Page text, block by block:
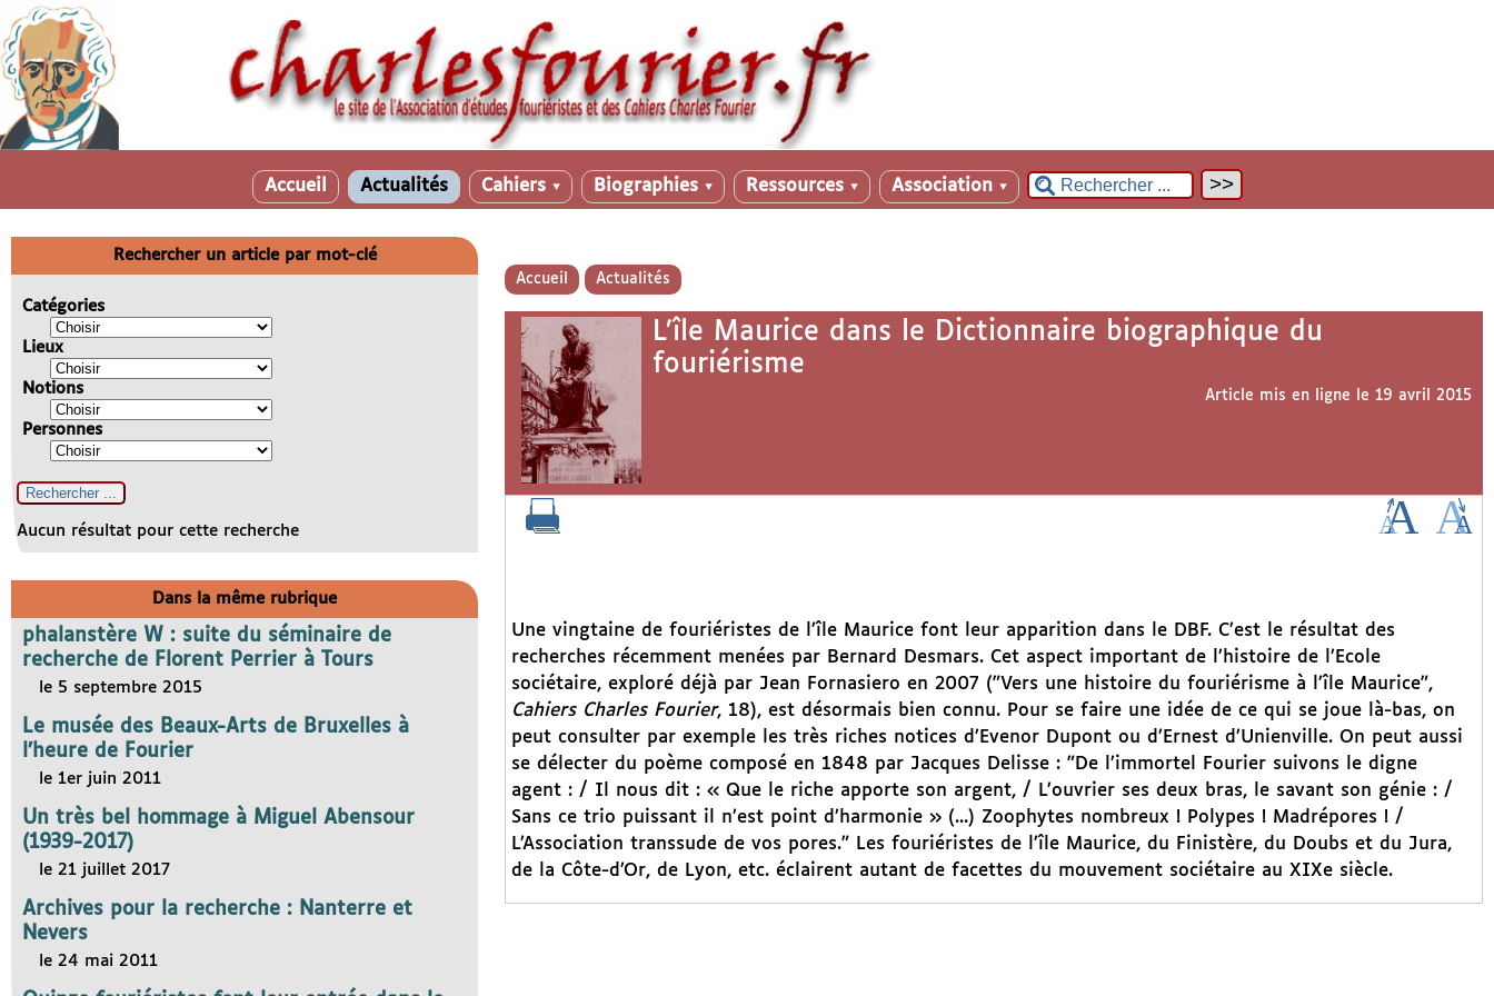
Accueil Actualités Cahiers ▼ Biographies ▼ Ressources ▼ Association ▼
Accueil Actualités
L’île Maurice dans le Dictionnaire biographique du
fouriérisme
Article mis en ligne le 19 avril 2015
Une vingtaine de fouriéristes de l’île Maurice font leur apparition dans le DBF. C’est le résultat des
recherches récemment menées par Bernard Desmars. Cet aspect important de l’histoire de l’Ecole
sociétaire, exploré déjà par Jean Fornasiero en 2007 ("Vers une histoire du fouriérisme à l’île Maurice",
Cahiers Charles Fourier, 18), est désormais bien connu. Pour se faire une idée de ce qui se joue là-bas, on
peut consulter par exemple les très riches notices d’Evenor Dupont ou d’Ernest d’Unienville. On peut aussi
se délecter du poème composé en 1848 par Jacques Delisse : "De l’immortel Fourier suivons le digne
agent : / Il nous dit : « Que le riche apporte son argent, / L’ouvrier ses deux bras, le savant son génie : /
Sans ce trio puissant il n’est point d’harmonie » (...) Zoophytes nombreux ! Polypes ! Madrépores ! /
L’Association transsude de vos pores." Les fouriéristes de l’île Maurice, du Finistère, du Doubs et du Jura,
de la Côte-d’Or, de Lyon, etc. éclairent autant de facettes du mouvement sociétaire au XIXe siècle.
Rechercher un article par mot-clé
Catégories
Lieux
Notions
Personnes
Aucun résultat pour cette recherche
Dans la même rubrique
phalanstère W : suite du séminaire de
recherche de Florent Perrier à Tours
le 5 septembre 2015
Le musée des Beaux-Arts de Bruxelles à
l’heure de Fourier
le 1er juin 2011
Un très bel hommage à Miguel Abensour
(1939-2017)
le 21 juillet 2017
Archives pour la recherche : Nanterre et
Nevers
le 24 mai 2011